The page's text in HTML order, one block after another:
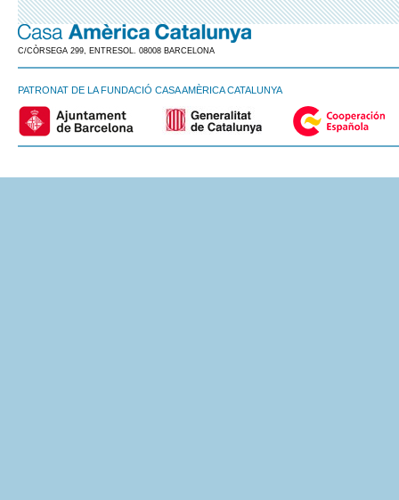
C/CÒRSEGA 299, ENTRESOL. 08008 BARCELONA
PATRONAT DE LA FUNDACIÓ CASA AMÈRICA CATALUNYA